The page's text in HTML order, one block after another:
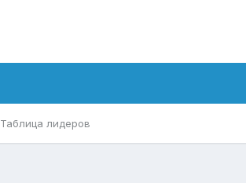
Таблица лидеров